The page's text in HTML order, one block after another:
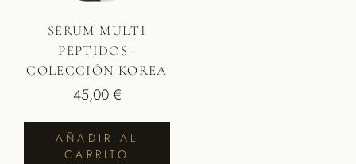
SÉRUM MULTI
PÉPTIDOS ·
COLECCIÓN KOREA
45,00€
AÑADIR AL
CARRITO